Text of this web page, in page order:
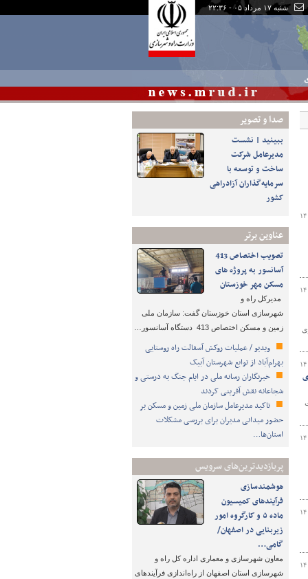
شنبه ۱۷ مرداد ۰۵ - ۲۲:۳۶
صدا و تصوير
ببینید | نشست
مدیرعامل شرکت
ساخت و توسعه با
سرمایه‌گذاران آزادراهی
کشور
عناوین برتر
تصویب اختصاص 413
آسانسور به پروژه های
مسکن مهر خوزستان
مدیرکل راه و
شهرسازی استان خوزستان گفت: سازمان ملی
زمین و مسکن اختصاص 413 دستگاه آسانسور…
ویدیو / عملیات روکش آسفالت راه روستایی
بهرام‌آباد از توابع شهرستان آبیک
خبرنگاران رسانه ملی در ایام جنگ به درستی و
شجاعانه نقش آفرینی کردند
تاکید مدیرعامل سازمان ملی زمین و مسکن بر
حضور میدانی مدیران برای بررسی مشکلات
استان‌ها…
پربازدیدترین‌های سرویس
هوشمندسازی
فرآیندهای کمیسیون
ماده ۵ و کارگروه امور
زیربنایی در اصفهان/
گامی…
معاون شهرسازی و معماری اداره کل راه و
شهرسازی استان اصفهان از راه‌اندازی فرآیندهای